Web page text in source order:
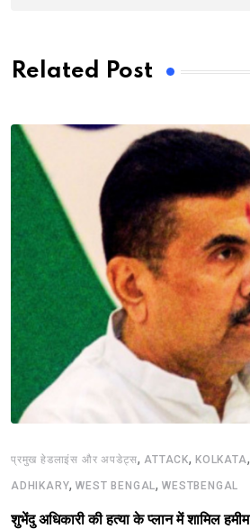
Related Post
प्रमुख हेडलाइंस और अपडेट्स, ATTACK,KOLKATA,
ADHIKARY,WEST BENGAL,WESTBENGAL
शुभेंदु अधिकारी की हत्या के प्लान में शामिल हमीम